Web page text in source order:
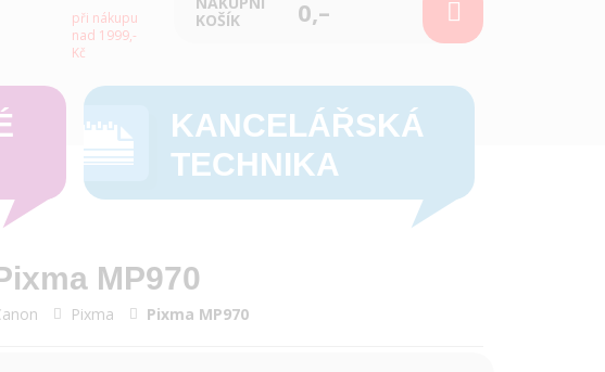
při nákupu
nad 1999,-
Kč
KOŠÍK
0,–
KANCELÁŘSKÁ
TECHNIKA
MP970
Pixma Pixma MP970